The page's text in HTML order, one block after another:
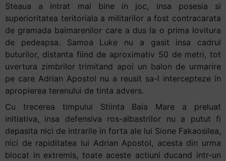
This
shortcut
activates
the
screen
reader
to
help
you
navigate
and
interact
with
Steaua a intrat mai bine in joc, insa posesia si
superioritatea teritoriala a militarilor a fost contracarata
de gramada baimarenilor care a dus la o prima lovitura
de pedeapsa. Samoa Luke nu a gasit insa cadrul
buturilor, distanta fiind de aproximativ 50 de metri, tot
uvertura zimbrilor trimitand apoi un balon de urmarire
pe care Adrian Apostol nu a reusit sa-l intercepteze in
apropierea terenului de tinta advers.
Cu trecerea timpului Stiinta Baia Mare a preluat
initiativa, insa defensiva ros-albastrilor nu a putut fi
depasita nici de intrarile in forta ale lui Sione Fakaosilea,
nici de rapiditatea lui Adrian Apostol, acesta din urma
blocat in extremis, toate aceste actiuni ducand intr-un